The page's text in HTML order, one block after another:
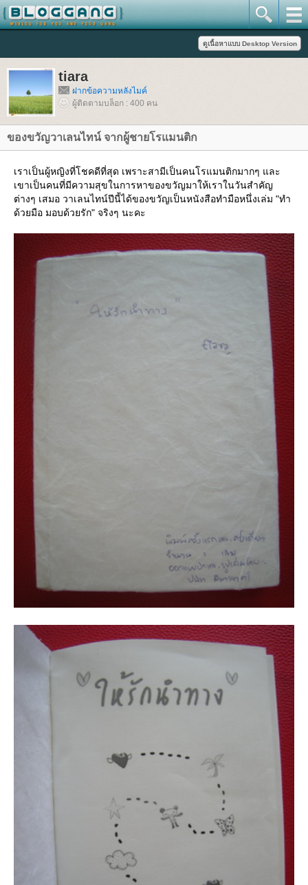
tiara
ฝากข้อความหลังไมค์
ผู้ติดตามบล็อก : 400 คน
ของขวัญวาเลนไทน์ จากผู้ชายโรแมนติก
เราเป็นผู้หญิงที่โชคดีที่สุด เพราะสามีเป็นคนโรแมนติกมากๆ และ
เขาเป็นคนที่มีความสุขในการหาของขวัญมาให้เราในวันสำคัญ
ต่างๆ เสมอ วาเลนไทน์ปีนี้ได้ของขวัญเป็นหนังสือทำมือหนึ่งเล่ม "ทำ
ด้วยมือ มอบด้วยรัก" จริงๆ นะคะ